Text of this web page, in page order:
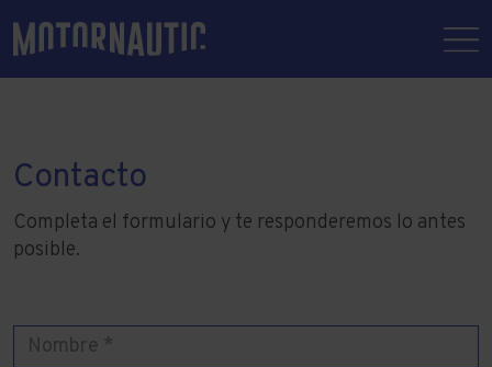
Contacto
Completa el formulario y te responderemos lo antes
posible.